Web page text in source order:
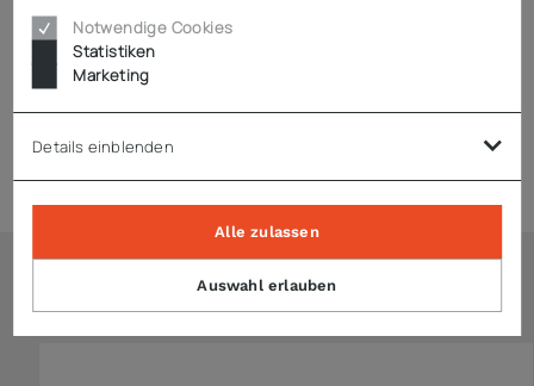
Downloads
Ähnliche Artikel
Notwendige Cookies
Statistiken
Marketing
Details einblenden
Auswahl erlauben
Alle zulassen